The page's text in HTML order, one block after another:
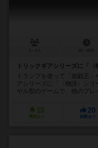
トリックギアシリーズに「〈
トランプを使って「遊戯王
アシリーズに「〈物語〉シ
ヤル型のゲームで、他のプ
15
興味あり
20
経験あり